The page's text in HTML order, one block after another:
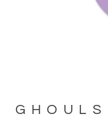
GHOULS